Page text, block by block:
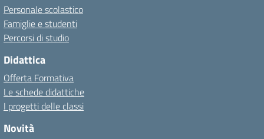
Personale scolastico
Famiglie e studenti
Percorsi di studio
Didattica
Offerta Formativa
Le schede didattiche
I progetti delle classi
Novità